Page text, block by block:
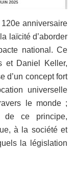
anniversaire
laïcité d’aborder
national. Ce
et Daniel Keller,
d’un concept fort
universelle
le monde ;
de ce principe,
à la société et
la législation